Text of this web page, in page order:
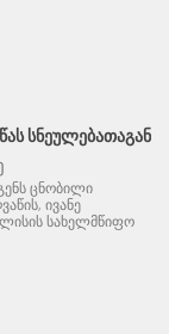
ᲡᲜᲔᲣᲚᲔᲑᲐᲗᲐᲒᲐᲜ
ცნობილი
ივანე
სახელმწიფო